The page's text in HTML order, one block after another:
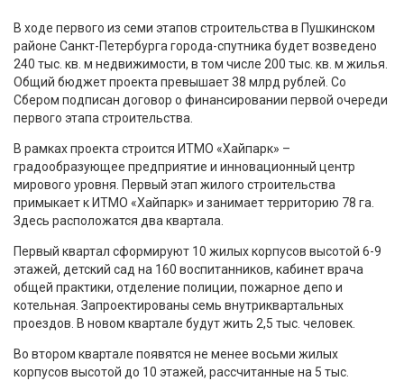
В ходе первого из семи этапов строительства в Пушкинском
районе Санкт-Петербурга города-спутника будет возведено
240 тыс. кв. м недвижимости, в том числе 200 тыс. кв. м жилья.
Общий бюджет проекта превышает 38 млрд рублей. Со
Сбером подписан договор о финансировании первой очереди
первого этапа строительства.
В рамках проекта строится ИТМО «Хайпарк» –
градообразующее предприятие и инновационный центр
мирового уровня. Первый этап жилого строительства
примыкает к ИТМО «Хайпарк» и занимает территорию 78 га.
Здесь расположатся два квартала.
Первый квартал сформируют 10 жилых корпусов высотой 6-9
этажей, детский сад на 160 воспитанников, кабинет врача
общей практики, отделение полиции, пожарное депо и
котельная. Запроектированы семь внутриквартальных
проездов. В новом квартале будут жить 2,5 тыс. человек.
Во втором квартале появятся не менее восьми жилых
корпусов высотой до 10 этажей, рассчитанные на 5 тыс.